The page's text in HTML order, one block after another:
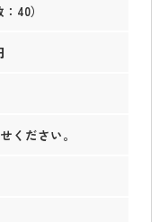
40）
ください。